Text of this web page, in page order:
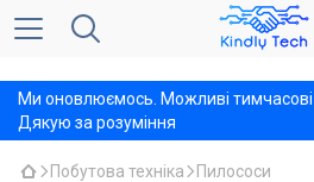
Ми оновлюємось. Можливі тимчасові
Дякую за розуміння
Побутова техніка Пилососи